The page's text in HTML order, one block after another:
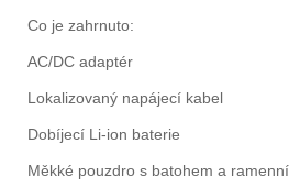
Co je zahrnuto:
AC/DC adaptér
Lokalizovaný napájecí kabel
Dobíjecí Li-ion baterie
Měkké pouzdro s batohem a